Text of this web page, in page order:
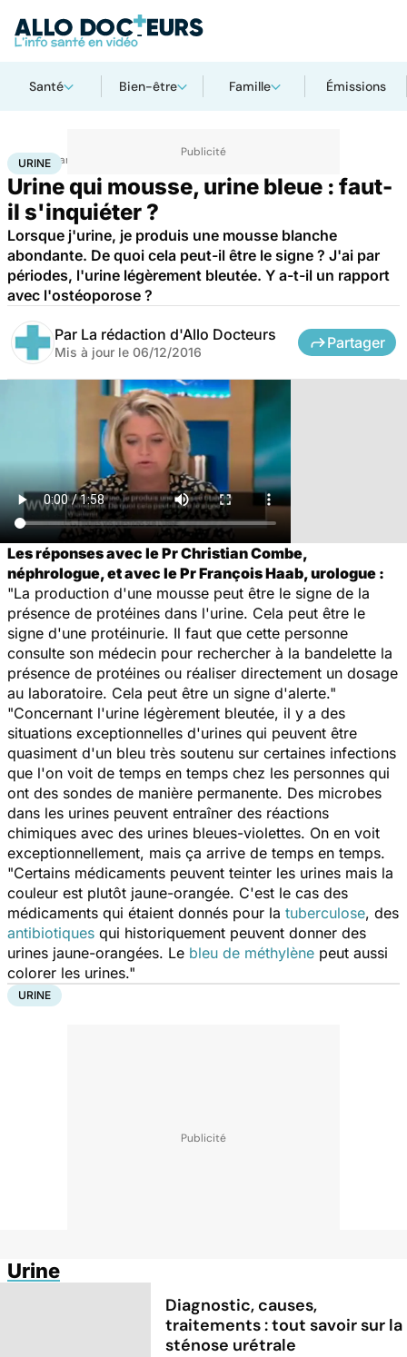
Santé Bien-être Famille Émissions
Accueil Santé
URINE
Urine qui mousse, urine bleue : faut-
il s'inquiéter ?
Lorsque j'urine, je produis une mousse blanche
abondante. De quoi cela peut-il être le signe ? J'ai par
périodes, l'urine légèrement bleutée. Y a-t-il un rapport
avec l'ostéoporose ?
Par La rédaction d'Allo Docteurs
Mis à jour le 06/12/2016
Partager
Les réponses avec le Pr Christian Combe,
néphrologue, et avec le Pr François Haab, urologue :
"La production d'une mousse peut être le signe de la
présence de protéines dans l'urine. Cela peut être le
signe d'une protéinurie. Il faut que cette personne
consulte son médecin pour rechercher à la bandelette la
présence de protéines ou réaliser directement un dosage
au laboratoire. Cela peut être un signe d'alerte."
"Concernant l'urine légèrement bleutée, il y a des
situations exceptionnelles d'urines qui peuvent être
quasiment d'un bleu très soutenu sur certaines infections
que l'on voit de temps en temps chez les personnes qui
ont des sondes de manière permanente. Des microbes
dans les urines peuvent entraîner des réactions
chimiques avec des urines bleues-violettes. On en voit
exceptionnellement, mais ça arrive de temps en temps.
"Certains médicaments peuvent teinter les urines mais la
couleur est plutôt jaune-orangée. C'est le cas des
médicaments qui étaient donnés pour la tuberculose, des
antibiotiques qui historiquement peuvent donner des
urines jaune-orangées. Le bleu de méthylène peut aussi
colorer les urines."
URINE
Urine
Diagnostic, causes,
traitements : tout savoir sur la
sténose urétrale